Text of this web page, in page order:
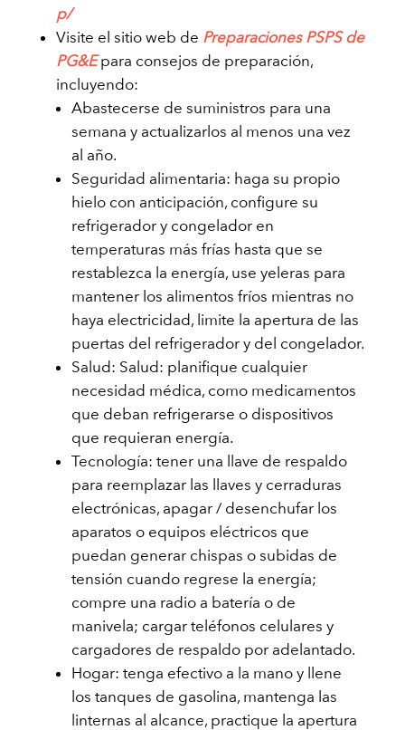
p/
Visite el sitio web de Preparaciones PSPS de
PG&E para consejos de preparación,
incluyendo:
Abastecerse de suministros para una
semana y actualizarlos al menos una vez
al año.
Seguridad alimentaria: haga su propio
hielo con anticipación, configure su
refrigerador y congelador en
temperaturas más frías hasta que se
restablezca la energía, use yeleras para
mantener los alimentos fríos mientras no
haya electricidad, limite la apertura de las
puertas del refrigerador y del congelador.
Salud: Salud: planifique cualquier
necesidad médica, como medicamentos
que deban refrigerarse o dispositivos
que requieran energía.
Tecnología: tener una llave de respaldo
para reemplazar las llaves y cerraduras
electrónicas, apagar / desenchufar los
aparatos o equipos eléctricos que
puedan generar chispas o subidas de
tensión cuando regrese la energía;
compre una radio a batería o de
manivela; cargar teléfonos celulares y
cargadores de respaldo por adelantado.
Hogar: tenga efectivo a la mano y llene
los tanques de gasolina, mantenga las
linternas al alcance, practique la apertura